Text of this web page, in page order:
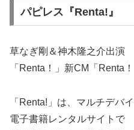
パピレス『Renta!』
草なぎ剛＆神木隆之介出演
「Renta！」新CM「Renta
「Renta!」は、マルチデバ
電子書籍レンタルサイトで